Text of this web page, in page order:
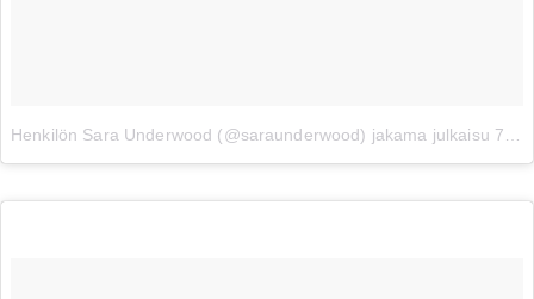
Henkilön Sara Underwood (@saraunderwood) jakama julkaisu 7. 06ta 2017 klo 10.07 PDT